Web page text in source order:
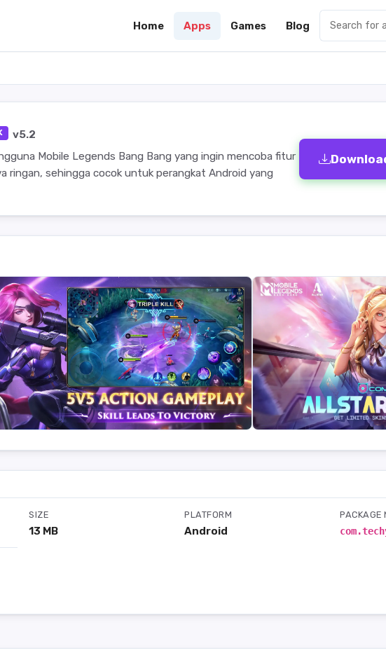
Home Apps Games Blog
v5.2
Mobile Legends Bang Bang yang ingin mencoba fitur
ringan, sehingga cocok untuk perangkat Android yang
SIZE
13 MB
PLATFORM
Android
PACKAGE